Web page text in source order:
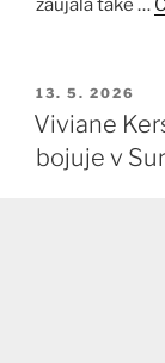
zaujala také …
PUBLIKOVÁNO
13. 5. 2026
Viviane
bojuje v